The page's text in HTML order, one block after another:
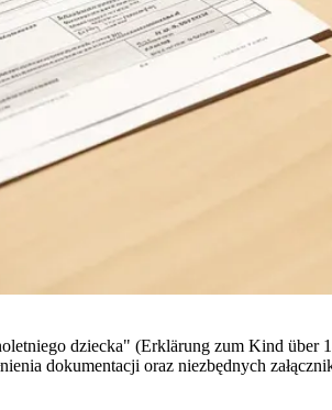
dziecka" (Erklärung zum Kind über
dokumentacji oraz niezbędnych